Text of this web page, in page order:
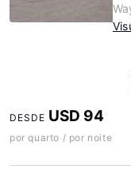
DESDE USD 94
por quarto / por noite